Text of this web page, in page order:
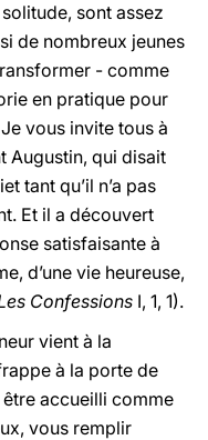
sont assez
de nombreux jeunes
- comme
en pratique pour
vous invite tous à
Augustin, qui disait
tant qu’il n’a pas
Et il a découvert
satisfaisante à
d’une vie heureuse,
Confessions I, 1, 1).
vient à la
à la porte de
accueilli comme
vous remplir